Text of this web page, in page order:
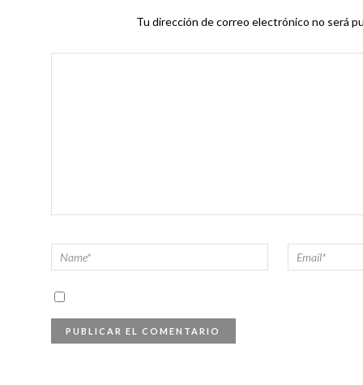
Tu dirección de correo electrónico no será